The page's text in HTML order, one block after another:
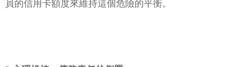
員的信用卡額度來維持這個危險的平衡。